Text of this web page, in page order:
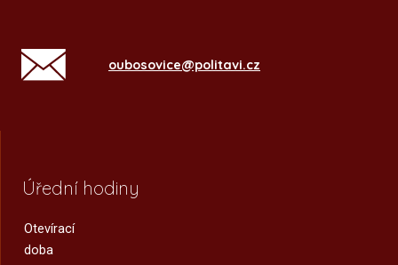
oubosovice@politavi.cz
Úřední hodiny
Otevírací
doba